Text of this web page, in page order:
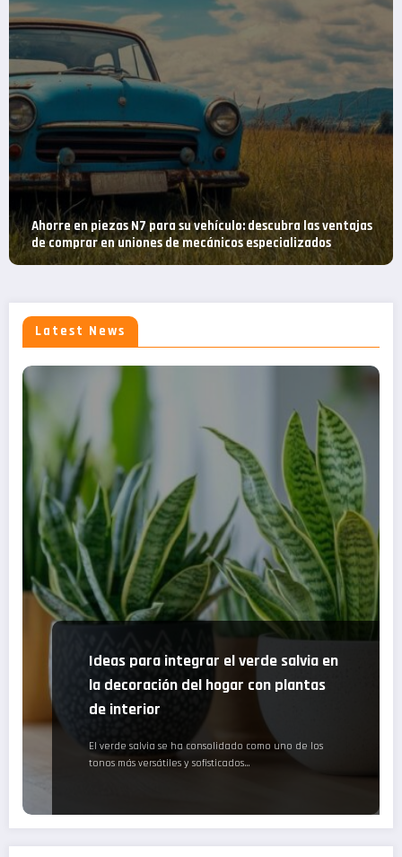
las ventajas
Todo sobre la mejor bomba de drenaje:
dispositivos sumergibles y no sumergibles en
Latest News
Ideas para integrar el verde salvia en
la decoración del hogar con plantas
de interior
El verde salvia se ha consolidado como uno de los
tonos más versátiles y sofisticados…